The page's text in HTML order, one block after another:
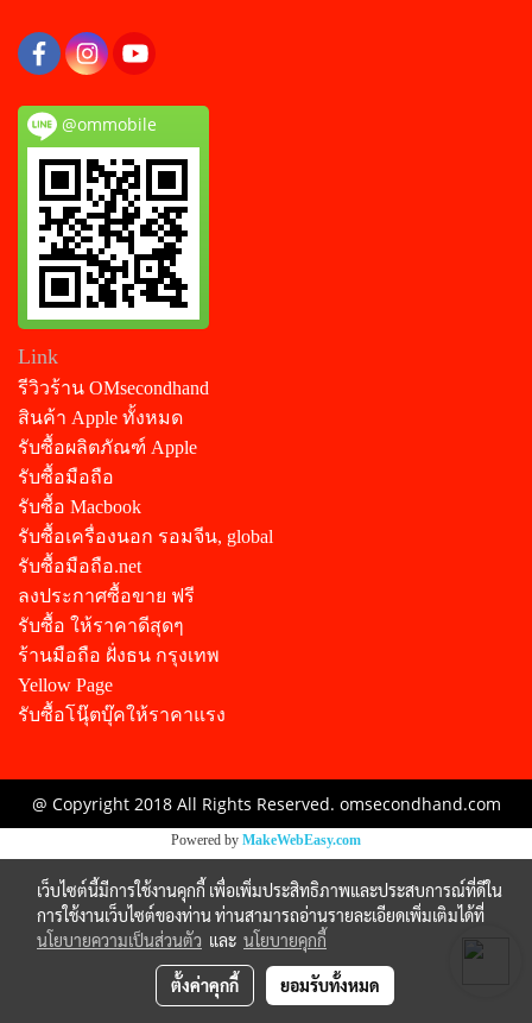
@ommobile
Link
รีวิวร้าน OMsecondhand
สินค้า Apple ทั้งหมด
รับซื้อผลิตภัณฑ์ Apple
รับซื้อมือถือ
รับซื้อ Macbook
รับซื้อเครื่องนอก รอมจีน, global
รับซื้อมือถือ.net
ลงประกาศซื้อขาย ฟรี
รับซื้อ ให้ราคาดีสุดๆ
ร้านมือถือ ฝั่งธน กรุงเทพ
Yellow Page
รับซื้อโนุ๊ตบุ๊คให้ราคาแรง
@ Copyright 2018 All Rights Reserved. omsecondhand.com
Powered by MakeWebEasy.com
เว็บไซต์นี้มีการใช้งานคุกกี้ เพื่อเพิ่มประสิทธิภาพและประสบการณ์ที่ดีใน
การใช้งานเว็บไซต์ของท่าน ท่านสามารถอ่านรายละเอียดเพิ่มเติมได้ที่
นโยบายความเป็นส่วนตัว และ นโยบายคุกกี้
ตั้งค่าคุกกี้ ยอมรับทั้งหมด